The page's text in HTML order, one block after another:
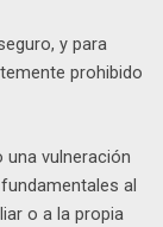
y para
prohibido
vulneración
al
o a la propia